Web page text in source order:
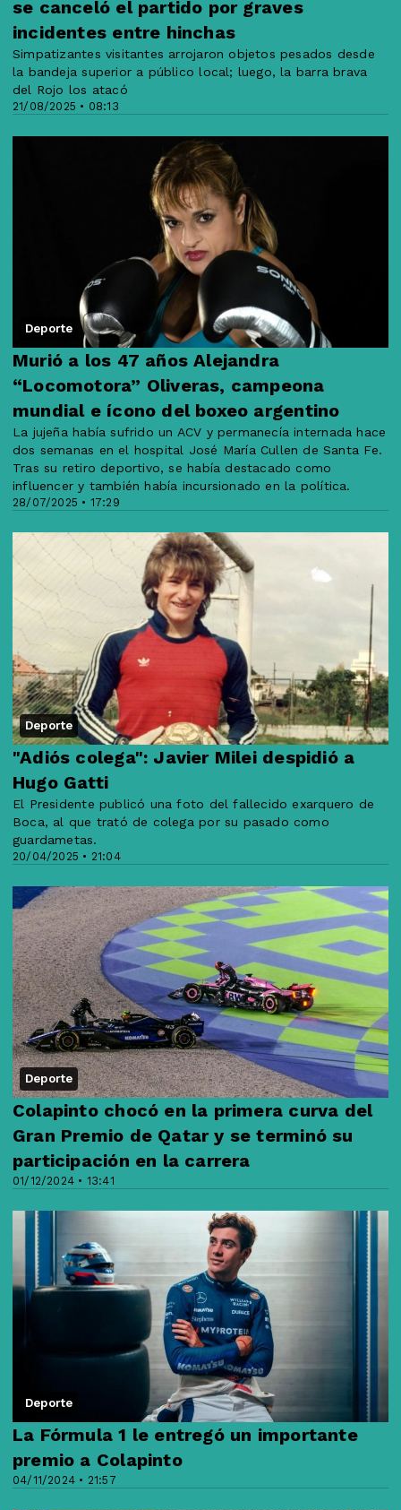
21/08/2025 • 08:13
se canceló el partido por graves
incidentes entre hinchas
Simpatizantes visitantes arrojaron objetos pesados desde
la bandeja superior a público local; luego, la barra brava
del Rojo los atacó
Deporte
28/07/2025 • 17:29
Murió a los 47 años Alejandra
“Locomotora” Oliveras, campeona
mundial e ícono del boxeo argentino
La jujeña había sufrido un ACV y permanecía internada hace
dos semanas en el hospital José María Cullen de Santa Fe.
Tras su retiro deportivo, se había destacado como
influencer y también había incursionado en la política.
Deporte
20/04/2025 • 21:04
"Adiós colega": Javier Milei despidió a
Hugo Gatti
El Presidente publicó una foto del fallecido exarquero de
Boca, al que trató de colega por su pasado como
guardametas.
Deporte
01/12/2024 • 13:41
Colapinto chocó en la primera curva del
Gran Premio de Qatar y se terminó su
participación en la carrera
Deporte
04/11/2024 • 21:57
La Fórmula 1 le entregó un importante
premio a Colapinto